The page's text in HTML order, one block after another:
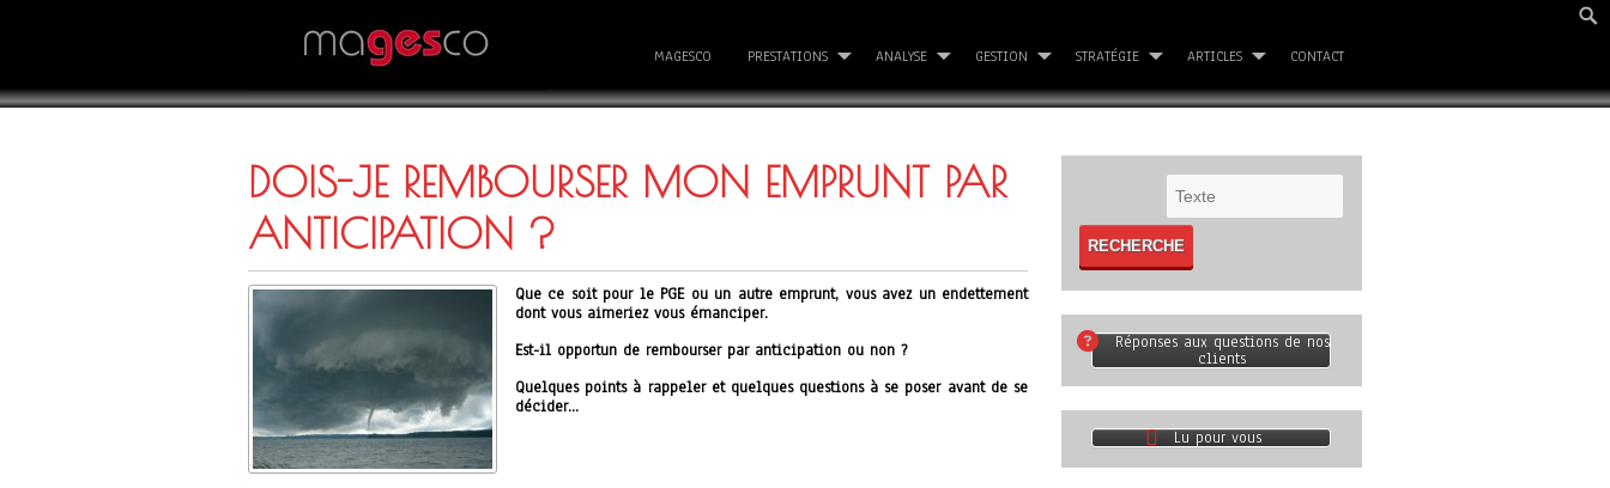
MAGESCO PRESTATIONS ANALYSE GESTION STRATÉGIE ARTICLES CONTACT
DOIS-JE REMBOURSER MON EMPRUNT PAR
ANTICIPATION ?
Que ce soit pour le PGE ou un autre emprunt, vous avez un endettement
dont vous aimeriez vous émanciper.
Est-il opportun de rembourser par anticipation ou non ?
Quelques points à rappeler et quelques questions à se poser avant de se
décider…
Réponses aux questions de nos
clients
Lu pour vous